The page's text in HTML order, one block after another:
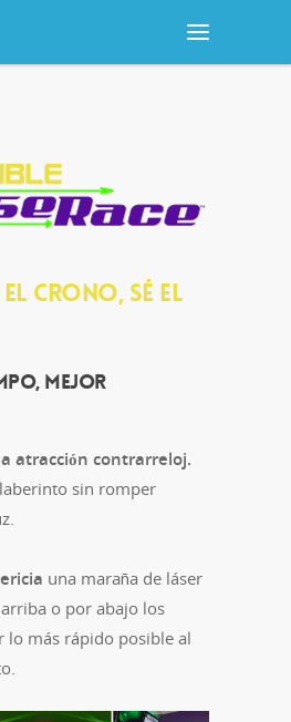
CRONO, SÉ EL
mejor
atracción contrarreloj.
sin romper
una maraña de láser
o por abajo los
lo más rápido posible al